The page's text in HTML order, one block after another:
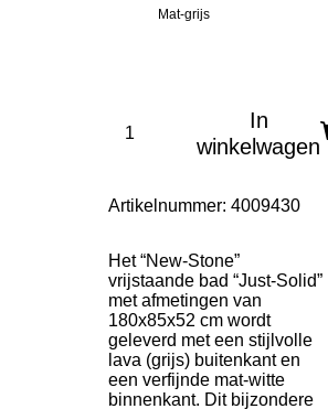
Mat-grijs
In
winkelwagen
Artikelnummer: 4009430
Het “New-Stone”
vrijstaande bad “Just-Solid”
met afmetingen van
180x85x52 cm wordt
geleverd met een stijlvolle
lava (grijs) buitenkant en
een verfijnde mat-witte
binnenkant. Dit bijzondere